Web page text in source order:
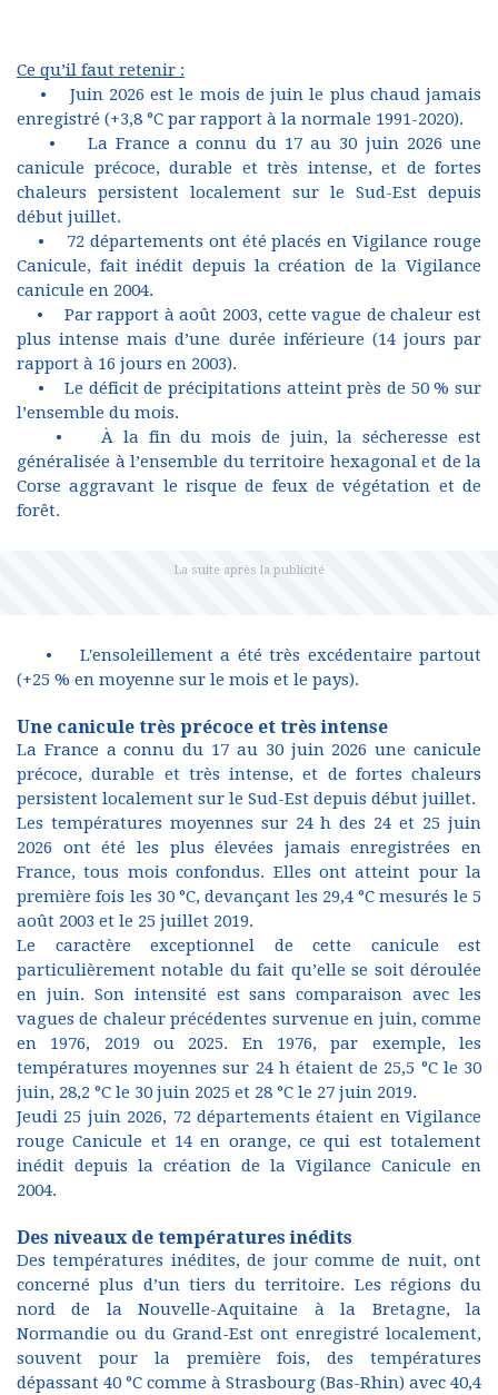
Ce qu’il faut retenir :
• Juin 2026 est le mois de juin le plus chaud jamais
enregistré (+3,8 °C par rapport à la normale 1991-2020).
• La France a connu du 17 au 30 juin 2026 une
canicule précoce, durable et très intense, et de fortes
chaleurs persistent localement sur le Sud-Est depuis
début juillet.
• 72 départements ont été placés en Vigilance rouge
Canicule, fait inédit depuis la création de la Vigilance
canicule en 2004.
• Par rapport à août 2003, cette vague de chaleur est
plus intense mais d’une durée inférieure (14 jours par
rapport à 16 jours en 2003).
• Le déficit de précipitations atteint près de 50 % sur
l’ensemble du mois.
• À la fin du mois de juin, la sécheresse est
généralisée à l’ensemble du territoire hexagonal et de la
Corse aggravant le risque de feux de végétation et de
forêt.
• L'ensoleillement a été très excédentaire partout
(+25 % en moyenne sur le mois et le pays).
Une canicule très précoce et très intense
La France a connu du 17 au 30 juin 2026 une canicule
précoce, durable et très intense, et de fortes chaleurs
persistent localement sur le Sud-Est depuis début juillet.
Les températures moyennes sur 24 h des 24 et 25 juin
2026 ont été les plus élevées jamais enregistrées en
France, tous mois confondus. Elles ont atteint pour la
première fois les 30 °C, devançant les 29,4 °C mesurés le 5
août 2003 et le 25 juillet 2019.
Le caractère exceptionnel de cette canicule est
particulièrement notable du fait qu’elle se soit déroulée
en juin. Son intensité est sans comparaison avec les
vagues de chaleur précédentes survenue en juin, comme
en 1976, 2019 ou 2025. En 1976, par exemple, les
températures moyennes sur 24 h étaient de 25,5 °C le 30
juin, 28,2 °C le 30 juin 2025 et 28 °C le 27 juin 2019.
Jeudi 25 juin 2026, 72 départements étaient en Vigilance
rouge Canicule et 14 en orange, ce qui est totalement
inédit depuis la création de la Vigilance Canicule en
2004.
Des niveaux de températures inédits
Des températures inédites, de jour comme de nuit, ont
concerné plus d’un tiers du territoire. Les régions du
nord de la Nouvelle-Aquitaine à la Bretagne, la
Normandie ou du Grand-Est ont enregistré localement,
souvent pour la première fois, des températures
dépassant 40 °C comme à Strasbourg (Bas-Rhin) avec 40,4